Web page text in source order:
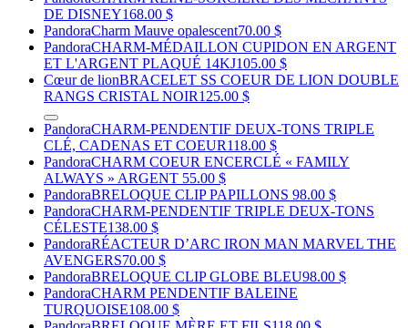
DE DISNEY168.00 $
PandoraCharm Mauve opalescent70.00 $
PandoraCHARM-MÉDAILLON CUPIDON EN ARGENT
ET L'ARGENT PLAQUÉ 14KJ105.00 $
Cœur de lionBRACELET SS COEUR DE LION DOUBLE
RANGS CRISTAL NOIR125.00 $
PandoraCHARM-PENDENTIF DEUX-TONS TRIPLE
CLÉ, CADENAS ET COEUR118.00 $
PandoraCHARM COEUR ENCERCLÉ « FAMILY
ALWAYS » ARGENT 55.00 $
PandoraBRELOQUE CLIP PAPILLONS 98.00 $
PandoraCHARM-PENDENTIF TRIPLE DEUX-TONS
CÉLESTE138.00 $
PandoraRÉACTEUR D’ARC IRON MAN MARVEL THE
AVENGERS70.00 $
PandoraBRELOQUE CLIP GLOBE BLEU98.00 $
PandoraCHARM PENDENTIF BALEINE
TURQUOISE108.00 $